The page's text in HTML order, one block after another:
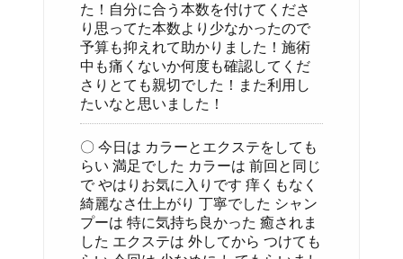
た！自分に合う本数を付けてくださ
り思ってた本数より少なかったので
予算も抑えれて助かりました！施術
中も痛くないか何度も確認してくだ
さりとても親切でした！また利用し
たいなと思いました！
〇 今日は カラーとエクステをしても
らい 満足でした カラーは 前回と同じ
で やはりお気に入りです 痒くもなく
綺麗なさ仕上がり 丁寧でした シャン
プーは 特に気持ち良かった 癒されま
した エクステは 外してから つけても